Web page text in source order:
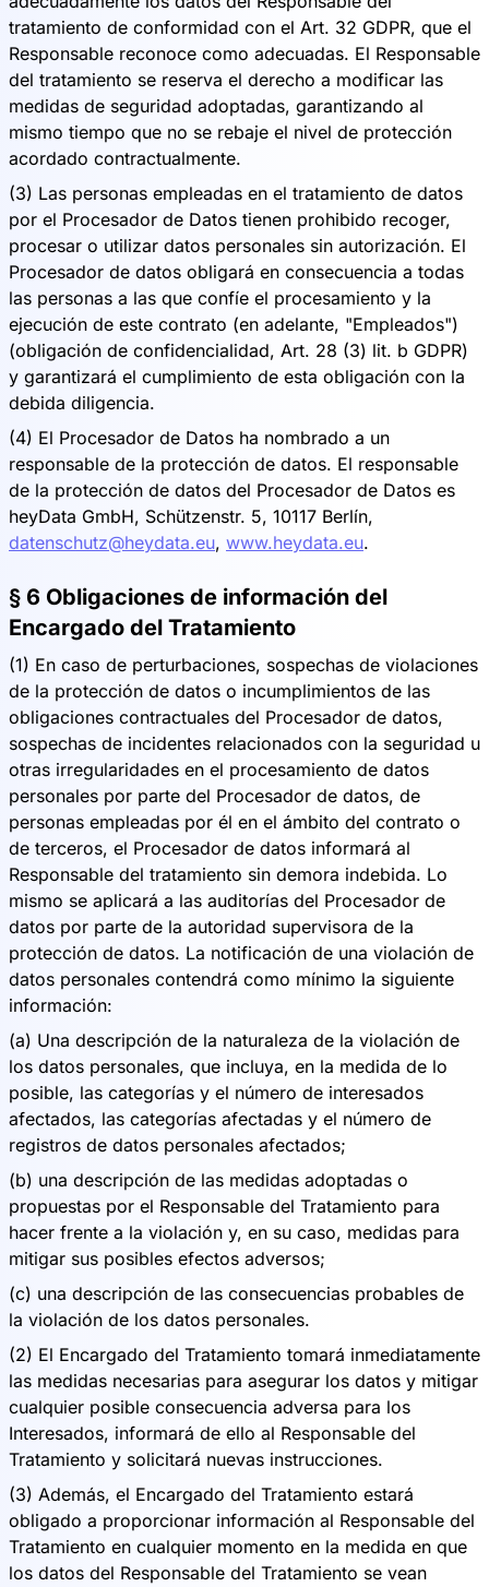
tratamiento de conformidad con el Art. 32 GDPR, que el
Responsable reconoce como adecuadas. El Responsable
del tratamiento se reserva el derecho a modificar las
medidas de seguridad adoptadas, garantizando al
mismo tiempo que no se rebaje el nivel de protección
acordado contractualmente.
(3) Las personas empleadas en el tratamiento de datos
por el Procesador de Datos tienen prohibido recoger,
procesar o utilizar datos personales sin autorización. El
Procesador de datos obligará en consecuencia a todas
las personas a las que confíe el procesamiento y la
ejecución de este contrato (en adelante, "Empleados")
(obligación de confidencialidad, Art. 28 (3) lit. b GDPR)
y garantizará el cumplimiento de esta obligación con la
debida diligencia.
(4) El Procesador de Datos ha nombrado a un
responsable de la protección de datos. El responsable
de la protección de datos del Procesador de Datos es
heyData GmbH, Schützenstr. 5, 10117 Berlín,
datenschutz@heydata.eu, www.heydata.eu.
§ 6 Obligaciones de información del
Encargado del Tratamiento
(1) En caso de perturbaciones, sospechas de violaciones
de la protección de datos o incumplimientos de las
obligaciones contractuales del Procesador de datos,
sospechas de incidentes relacionados con la seguridad u
otras irregularidades en el procesamiento de datos
personales por parte del Procesador de datos, de
personas empleadas por él en el ámbito del contrato o
de terceros, el Procesador de datos informará al
Responsable del tratamiento sin demora indebida. Lo
mismo se aplicará a las auditorías del Procesador de
datos por parte de la autoridad supervisora de la
protección de datos. La notificación de una violación de
datos personales contendrá como mínimo la siguiente
información:
(a) Una descripción de la naturaleza de la violación de
los datos personales, que incluya, en la medida de lo
posible, las categorías y el número de interesados
afectados, las categorías afectadas y el número de
registros de datos personales afectados;
(b) una descripción de las medidas adoptadas o
propuestas por el Responsable del Tratamiento para
hacer frente a la violación y, en su caso, medidas para
mitigar sus posibles efectos adversos;
(c) una descripción de las consecuencias probables de
la violación de los datos personales.
(2) El Encargado del Tratamiento tomará inmediatamente
las medidas necesarias para asegurar los datos y mitigar
cualquier posible consecuencia adversa para los
Interesados, informará de ello al Responsable del
Tratamiento y solicitará nuevas instrucciones.
(3) Además, el Encargado del Tratamiento estará
obligado a proporcionar información al Responsable del
Tratamiento en cualquier momento en la medida en que
los datos del Responsable del Tratamiento se vean